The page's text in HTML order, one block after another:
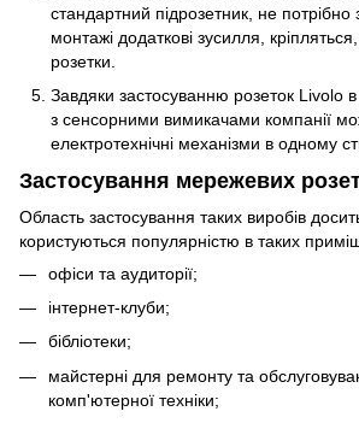
стандартний підрозетник, не потрібно
монтажі додаткові зусилля,
розетки.
Завдяки застосуванню розеток Livolo
з сенсорними вимикачами компанії
електротехнічні механізми в одному
Застосування мережевих
Область застосування таких виробів
користуються популярністю в таких
офіси та аудиторії;
інтернет-клуби;
бібліотеки;
майстерні для ремонту та
комп'ютерної техніки;